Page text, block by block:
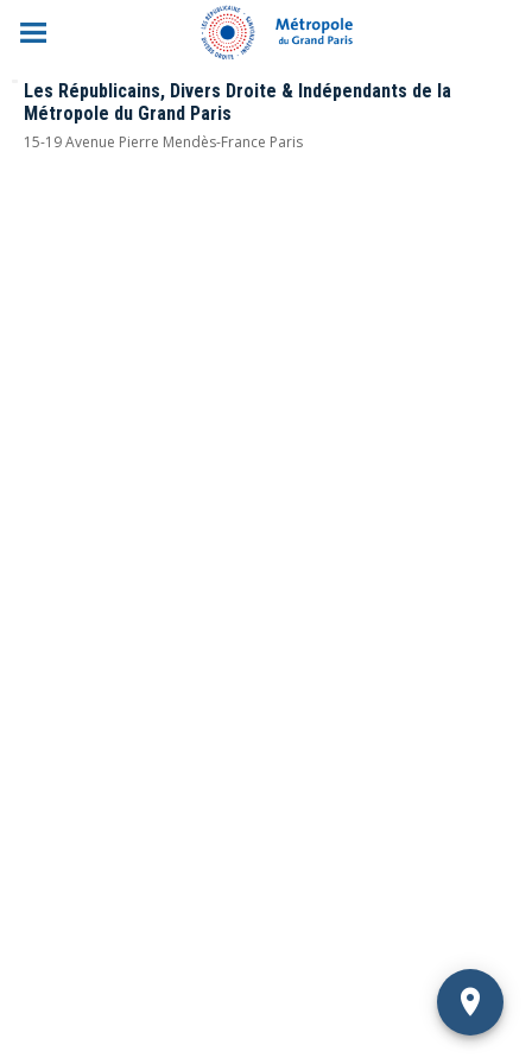
Les Républicains, Divers Droite & Indépendants de la
Métropole du Grand Paris
15-19 Avenue Pierre Mendès-France Paris